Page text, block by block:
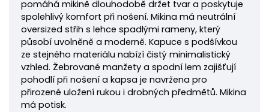
pomáhá mikině dlouhodobě držet tvar a poskytuje
spolehlivý komfort při nošení. Mikina má neutrální
oversized střih s lehce spadlými rameny, který
působí uvolněně a moderně. Kapuce s podšívkou
ze stejného materiálu nabízí čistý minimalistický
vzhled. Žebrované manžety a spodní lem zajišťují
pohodlí při nošení a kapsa je navržena pro
přirozené uložení rukou i drobných předmětů. Mikina
má potisk.